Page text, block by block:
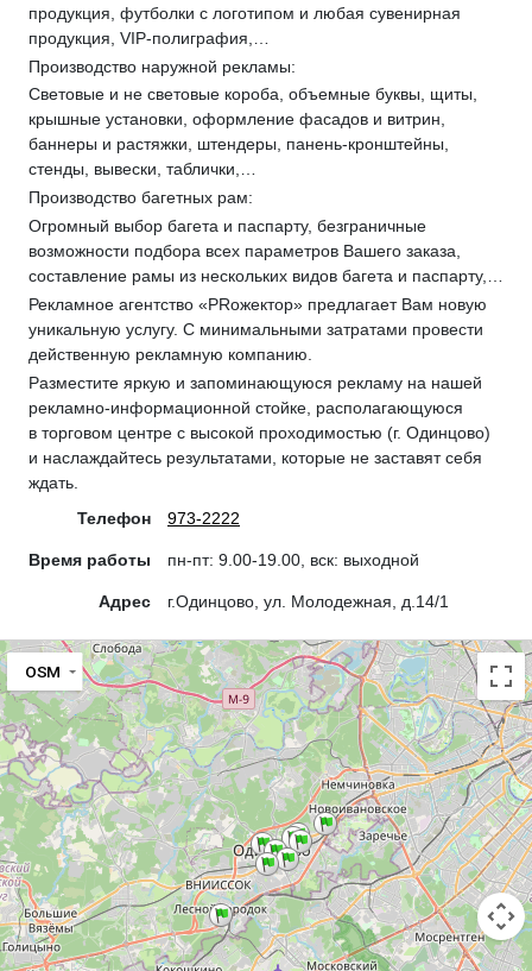
продукция, футболки с логотипом и любая сувенирная
продукция, VIP-полиграфия,…
Производство наружной рекламы:
Световые и не световые короба, объемные буквы, щиты,
крышные установки, оформление фасадов и витрин,
баннеры и растяжки, штендеры, панень-кронштейны,
стенды, вывески, таблички,…
Производство багетных рам:
Огромный выбор багета и паспарту, безграничные
возможности подбора всех параметров Вашего заказа,
составление рамы из нескольких видов багета и паспарту,…
Рекламное агентство «PRожектор» предлагает Вам новую
уникальную услугу. С минимальными затратами провести
действенную рекламную компанию.
Разместите яркую и запоминающуюся рекламу на нашей
рекламно-информационной стойке, располагающуюся
в торговом центре с высокой проходимостью (г. Одинцово)
и наслаждайтесь результатами, которые не заставят себя
ждать.
Телефон
973-2222
Время работы пн-пт: 9.00-19.00, вск: выходной
Адрес г.Одинцово, ул. Молодежная, д.14/1
OSM